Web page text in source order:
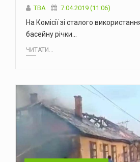
TBA 7.04.2019 (11:06)
На Комісії зі сталого
басейну річки…
ЧИТАТИ...